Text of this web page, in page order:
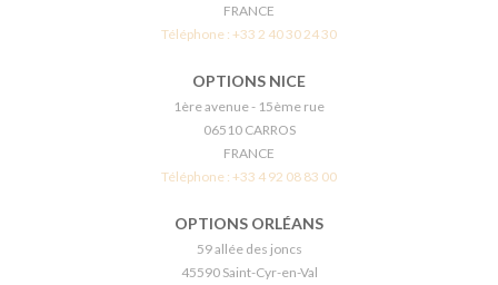
FRANCE
Téléphone : +33 2 40 30 24 30
OPTIONS NICE
1ère avenue - 15ème rue
06510 CARROS
FRANCE
Téléphone : +33 4 92 08 83 00
OPTIONS ORLÉANS
59 allée des joncs
45590 Saint-Cyr-en-Val